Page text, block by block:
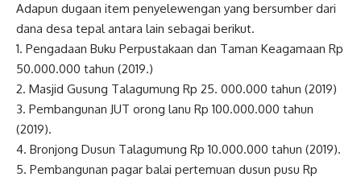
Adapun dugaan item penyelewengan yang bersumber dari
dana desa tepal antara lain sebagai berikut.
1. Pengadaan Buku Perpustakaan dan Taman Keagamaan Rp
50.000.000 tahun (2019.)
2. Masjid Gusung Talagumung Rp 25. 000.000 tahun (2019)
3. Pembangunan JUT orong lanu Rp 100.000.000 tahun
(2019).
4. Bronjong Dusun Talagumung Rp 10.000.000 tahun (2019).
5. Pembangunan pagar balai pertemuan dusun pusu Rp